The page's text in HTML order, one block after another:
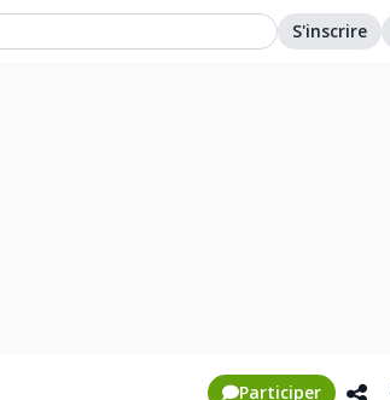
S'inscrire
Participer